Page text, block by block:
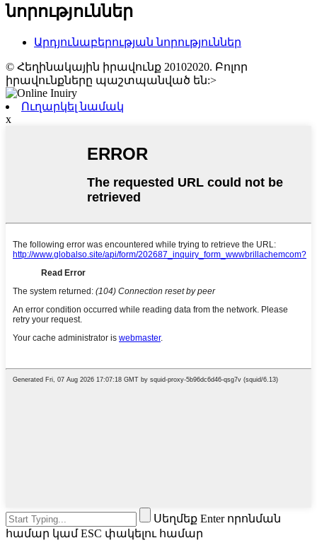
նորություններ
Արդյունաբերության նորություններ
© Հեղինակային իրավունք 20102020. Բոլոր
իրավունքները պաշտպանված են:>
Ուղարկել նամակ
x
Սեղմեք Enter որոնման
համար կամ ESC փակելու համար